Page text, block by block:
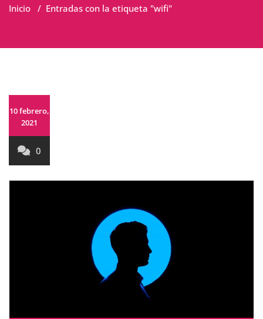
Inicio / Entradas con la etiqueta "wifi"
10 febrero,
2021
0